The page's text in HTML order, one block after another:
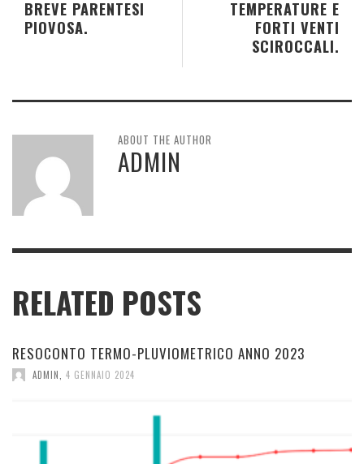
TEMPERATURE E
FORTI VENTI
SCIROCCALI.
BREVE PARENTESI
PIOVOSA.
ABOUT THE AUTHOR
ADMIN
RELATED POSTS
RESOCONTO TERMO-PLUVIOMETRICO ANNO 2023
ADMIN 4 GENNAIO 2024